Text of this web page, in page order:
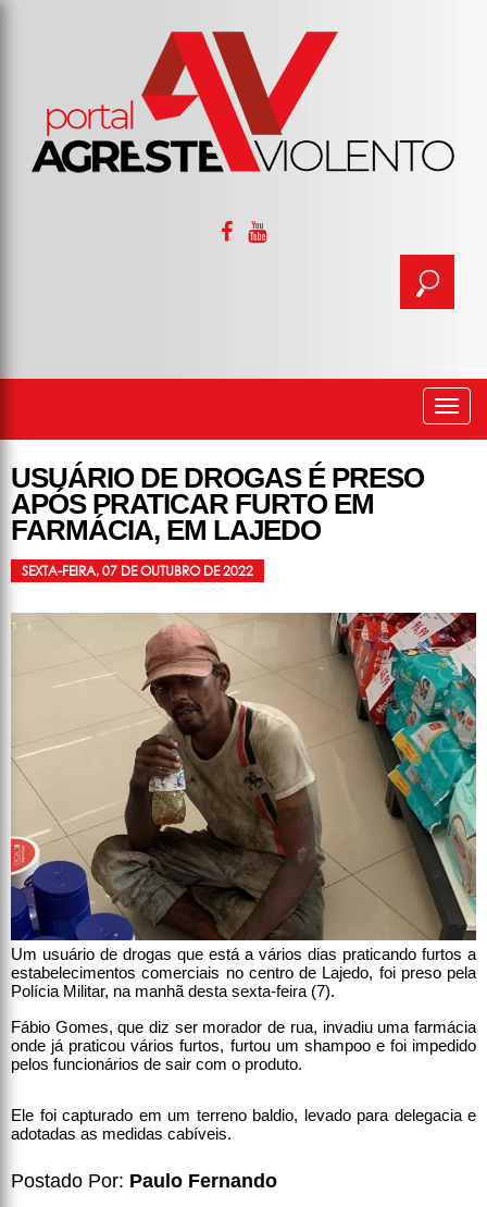
USUÁRIO DE DROGAS É PRESO
APÓS PRATICAR FURTO EM
FARMÁCIA, EM LAJEDO
SEXTA-FEIRA, 07 DE OUTUBRO DE 2022
Um usuário de drogas que está a vários dias praticando furtos a
estabelecimentos comerciais no centro de Lajedo, foi preso pela
Polícia Militar, na manhã desta sexta-feira (7).
Fábio Gomes, que diz ser morador de rua, invadiu uma farmácia
onde já praticou vários furtos, furtou um shampoo e foi impedido
pelos funcionários de sair com o produto.
Ele foi capturado em um terreno baldio, levado para delegacia e
adotadas as medidas cabíveis.
Postado Por: Paulo Fernando